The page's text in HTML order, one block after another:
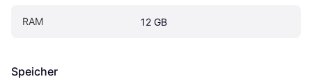
RAM 12 GB
Speicher